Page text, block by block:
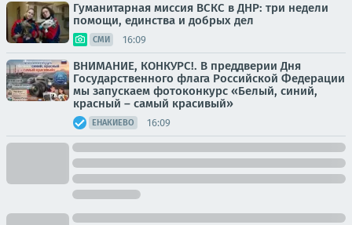
Гуманитарная миссия ВСКС в ДНР: три недели
помощи, единства и добрых дел
СМИ 16:09
ВНИМАНИЕ, КОНКУРС!. В преддверии Дня
Государственного флага Российской Федерации
мы запускаем фотоконкурс «Белый, синий,
красный – самый красивый»
ЕНАКИЕВО 16:09